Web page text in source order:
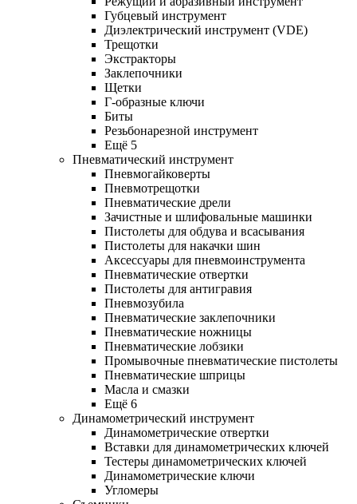
Губцевый инструмент
Диэлектрический инструмент (VDE)
Трещотки
Экстракторы
Заклепочники
Щетки
Г-образные ключи
Биты
Резьбонарезной инструмент
Ещё 5
Пневматический инструмент
Пневмогайковерты
Пневмотрещотки
Пневматические дрели
Зачистные и шлифовальные машинки
Пистолеты для обдува и всасывания
Пистолеты для накачки шин
Аксессуары для пневмоинструмента
Пневматические отвертки
Пистолеты для антигравия
Пневмозубила
Пневматические заклепочники
Пневматические ножницы
Пневматические лобзики
Промывочные пневматические пистолеты
Пневматические шприцы
Масла и смазки
Ещё 6
Динамометрический инструмент
Динамометрические отвертки
Вставки для динамометрических ключей
Тестеры динамометрических ключей
Динамометрические ключи
Угломеры